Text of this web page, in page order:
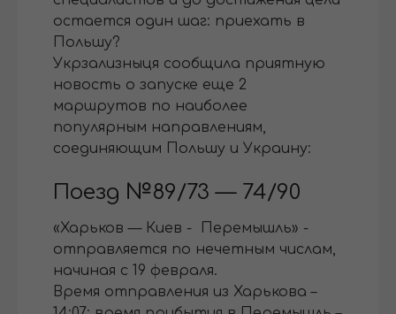
остается один шаг: приехать в
Польшу?
Укрзализныця сообщила приятную
новость о запуске еще 2
маршрутов по наиболее
популярным направлениям,
соединяющим Польшу и Украину:
Поезд №89/73 — 74/90
«Харьков — Киев - Перемышль» -
отправляется по нечетным числам,
начиная с 19 февраля.
Время отправления из Харькова –